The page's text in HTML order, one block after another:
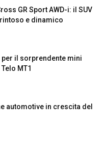
GR Sport AWD-i: il SUV
e dinamico
per il sorprendente mini
MT1
automotive in crescita del